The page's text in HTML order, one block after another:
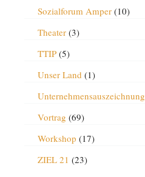
Sozialforum Amper(10)
Theater(3)
TTIP(5)
Unser Land (1)
Unternehmensauszeichnung
Vortrag (69)
Workshop (17)
ZIEL 21 (23)